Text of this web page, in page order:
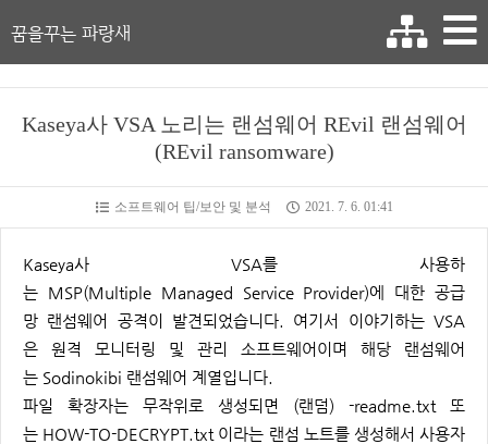
꿈을꾸는 파랑새
Kaseya사 VSA 노리는 랜섬웨어 REvil 랜섬웨어
(REvil ransomware)
소프트웨어 팁/보안 및 분석 2021. 7. 6. 01:41
Kaseya사 VSA를 사용하
는 MSP(Multiple Managed Service Provider)에 대한 공급
망 랜섬웨어 공격이 발견되었습니다. 여기서 이야기하는 VSA
은 원격 모니터링 및 관리 소프트웨어이며 해당 랜섬웨어
는 Sodinokibi 랜섬웨어 계열입니다.
파일 확장자는 무작위로 생성되면 (랜덤) -readme.txt 또
는 HOW-TO-DECRYPT.txt 이라는 랜섬 노트를 생성해서 사용자